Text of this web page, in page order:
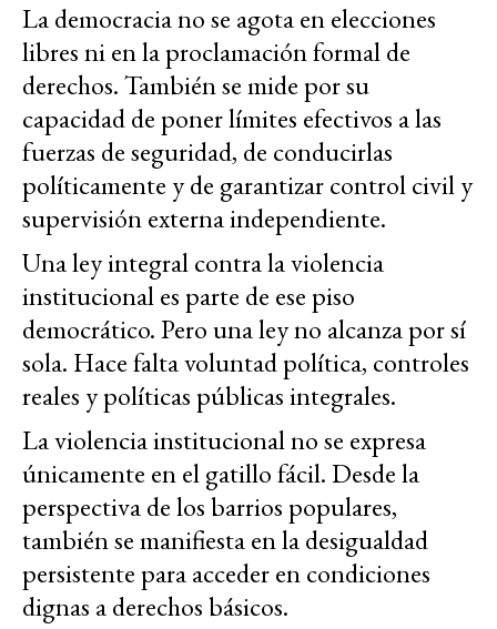
La democracia no se agota en elecciones
libres ni en la proclamación formal de
derechos. También se mide por su
capacidad de poner límites efectivos a las
fuerzas de seguridad, de conducirlas
políticamente y de garantizar control civil y
supervisión externa independiente.
Una ley integral contra la violencia
institucional es parte de ese piso
democrático. Pero una ley no alcanza por sí
sola. Hace falta voluntad política, controles
reales y políticas públicas integrales.
La violencia institucional no se expresa
únicamente en el gatillo fácil. Desde la
perspectiva de los barrios populares,
también se manifiesta en la desigualdad
persistente para acceder en condiciones
dignas a derechos básicos.